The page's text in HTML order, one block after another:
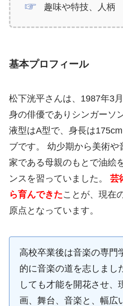
趣味や特技、人柄
基本プロフィール
松下洸平さんは、1987年3
身の俳優でありシンガーソ
液型はA型で、身長は
ブです。 幼少期から美術や
家である母親のもとで油絵
ンスを習っていました。 芸
ら育んできたことが、現在
原点となっています。
高校卒業後は音楽の専門
的に音楽の道を志しまし
しても才能を開花させ、
画、舞台、音楽と、幅広